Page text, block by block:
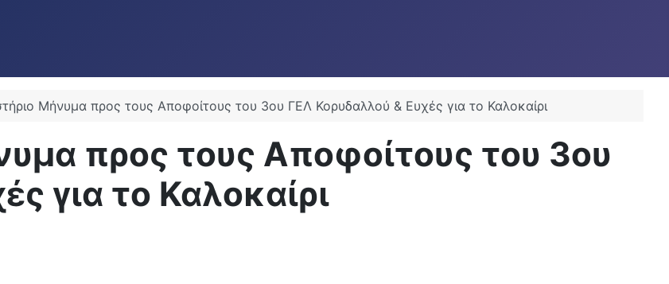
Μήνυμα προς τους Αποφοίτους του 3ου ΓΕΛ Κορυδαλλού & Ευχές για το Καλοκαίρι
προς τους Αποφοίτους του 3ου
για το Καλοκαίρι